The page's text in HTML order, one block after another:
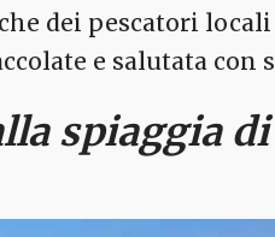
dei pescatori
e salutata
spiaggia